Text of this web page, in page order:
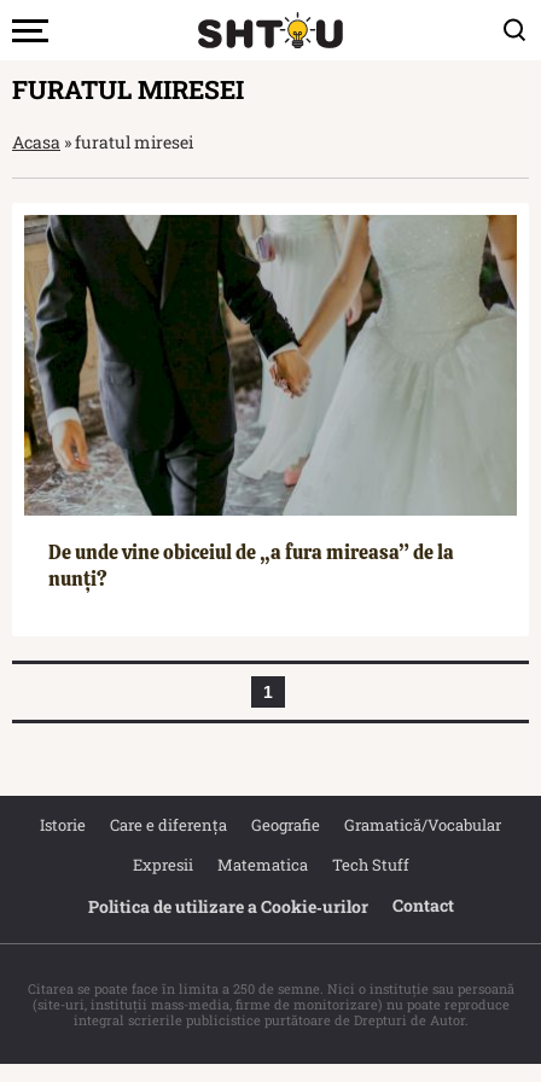
FURATUL MIRESEI
Acasa »furatul miresei
De unde vine obiceiul de „a fura mireasa” de la
nunți?
1
Istorie Care e diferența Geografie
Gramatică/Vocabular
Expresii
Matematica Tech Stuff
Politica de utilizare a Cookie‐urilor Contact
Citarea se poate face în limita a 250 de semne. Nici o instituţie sau persoană
(site-uri, instituţii mass-media, firme de monitorizare) nu poate reproduce
integral scrierile publicistice purtătoare de Drepturi de Autor.